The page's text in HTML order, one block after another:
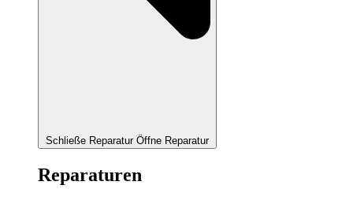
Schließe Reparatur Öffne Reparatur
Reparaturen